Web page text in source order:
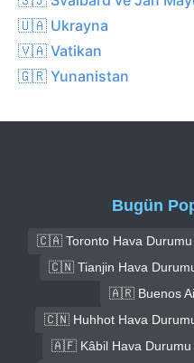
🇺🇦 Ukrayna
🇻🇦 Vatikan
🇬🇷 Yunanistan
Bugün
🇨🇦 Toronto Hava Durumu
🇨🇳 Tianjin Hava
🇦🇷 Buenos
🇨🇳 Huhhot Hava
🇦🇫 Kâbil Hava Durumu